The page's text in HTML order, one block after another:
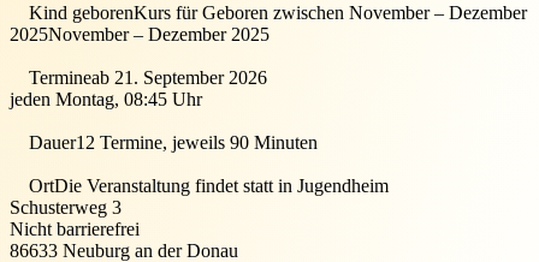
Kind geborenKurs für Geboren zwischen November – Dezember
2025November – Dezember 2025
Termineab 21. September 2026
jeden Montag, 08:45 Uhr
Dauer12 Termine, jeweils 90 Minuten
OrtDie Veranstaltung findet statt in Jugendheim
Schusterweg 3
Nicht barrierefrei
86633 Neuburg an der Donau